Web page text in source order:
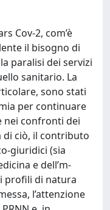
Cov-2, com’è
il bisogno di
paralisi dei servizi
sanitario. La
sono stati
per continuare
nei confronti dei
ciò, il contributo
giuridici (sia
e dell’m-
profili di natura
l’attenzione